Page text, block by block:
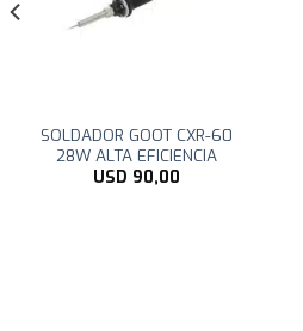
SOLDADOR GOOT CXR-60
28W ALTA EFICIENCIA
USD 90,00